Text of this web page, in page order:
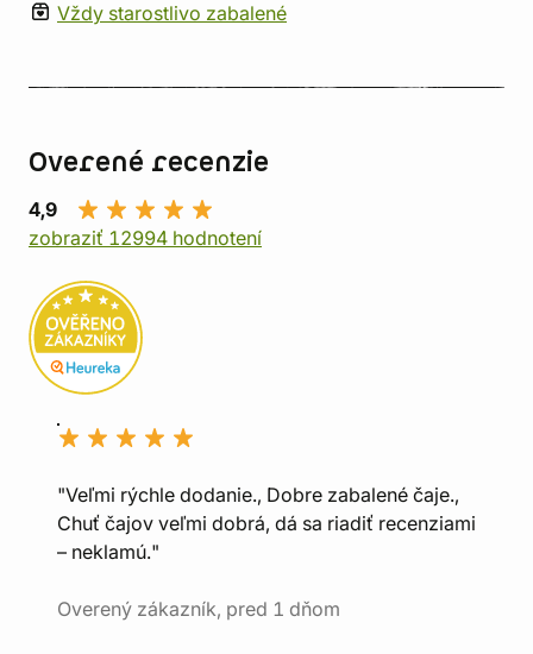
Vždy starostlivo zabalené
Overené recenzie
4,9
zobraziť 12994 hodnotení
"Veľmi rýchle dodanie., Dobre zabalené čaje.,
Chuť čajov veľmi dobrá, dá sa riadiť recenziami
– neklamú."
Overený zákazník, pred 1 dňom